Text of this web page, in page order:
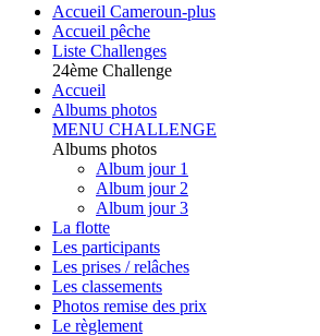
Accueil Cameroun-plus
Accueil pêche
Liste Challenges
24ème Challenge
Accueil
Albums photos
MENU CHALLENGE
Albums photos
Album jour 1
Album jour 2
Album jour 3
La flotte
Les participants
Les prises / relâches
Les classements
Photos remise des prix
Le règlement